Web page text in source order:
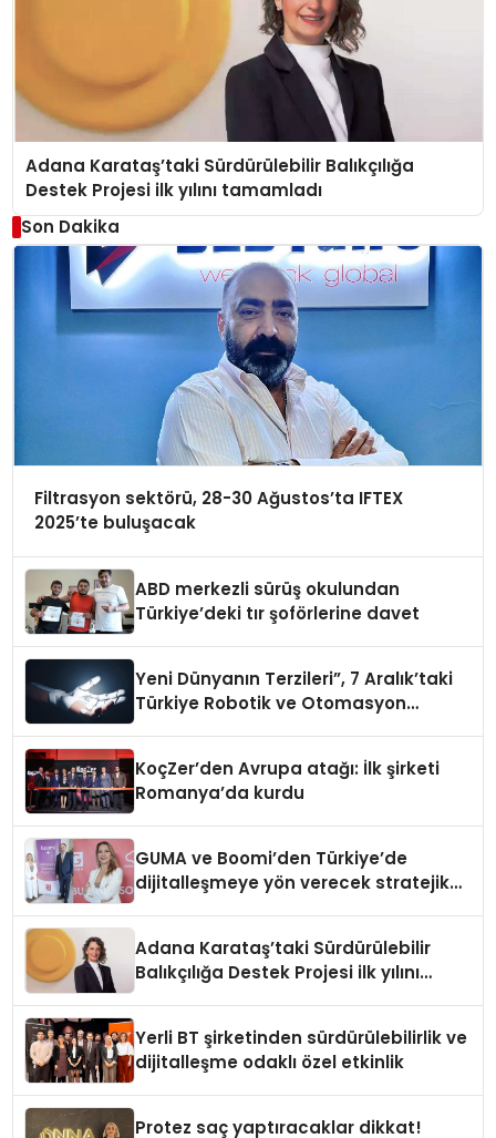
Adana Karataş’taki Sürdürülebilir Balıkçılığa
Destek Projesi ilk yılını tamamladı
Son Dakika
Filtrasyon sektörü, 28-30 Ağustos’ta IFTEX
2025’te buluşacak
ABD merkezli sürüş okulundan
Türkiye’deki tır şoförlerine davet
Yeni Dünyanın Terzileri”, 7 Aralık’taki
Türkiye Robotik ve Otomasyon
KoçZer’den Avrupa atağı: İlk şirketi
Romanya’da kurdu
GUMA ve Boomi’den Türkiye’de
dijitalleşmeye yön verecek stratejik
Adana Karataş’taki Sürdürülebilir
Balıkçılığa Destek Projesi ilk yılını
Yerli BT şirketinden sürdürülebilirlik ve
dijitalleşme odaklı özel etkinlik
Protez saç yaptıracaklar dikkat!